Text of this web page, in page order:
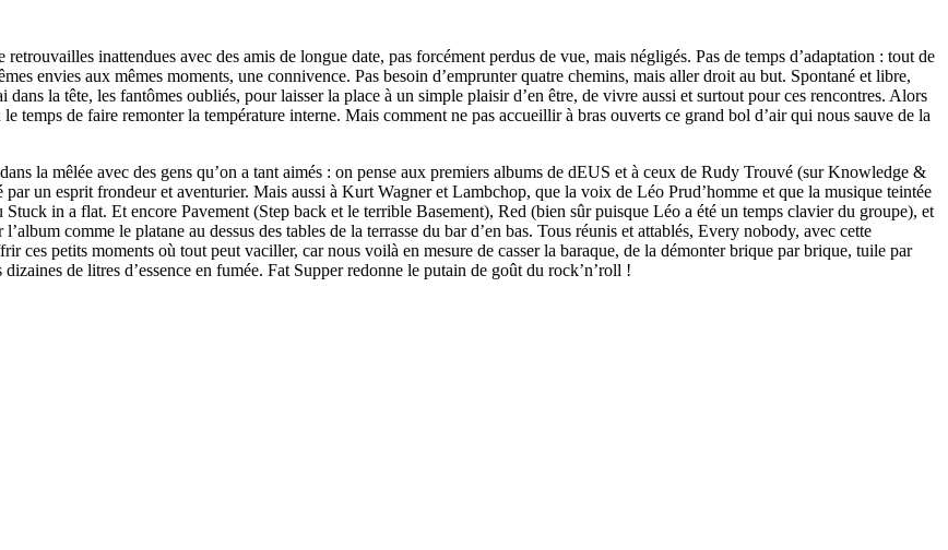
inattendues avec des amis de longue date, pas forcément perdus de vue, mais négligés. Pas de temps d’adaptation : tout de
envies aux mêmes moments, une connivence. Pas besoin d’emprunter quatre chemins, mais aller droit au but. Spontané et libre,
la tête, les fantômes oubliés, pour laisser la place à un simple plaisir d’en être, de vivre aussi et surtout pour ces rencontres. Alors
temps de faire remonter la température interne. Mais comment ne pas accueillir à bras ouverts ce grand bol d’air qui nous sauve de la
la mêlée avec des gens qu’on a tant aimés : on pense aux premiers albums de dEUS et à ceux de Rudy Trouvé (sur Knowledge &
par un esprit frondeur et aventurier. Mais aussi à Kurt Wagner et Lambchop, que la voix de Léo Prud’homme et que la musique teintée
in a flat. Et encore Pavement (Step back et le terrible Basement), Red (bien sûr puisque Léo a été un temps clavier du groupe), et
comme le platane au dessus des tables de la terrasse du bar d’en bas. Tous réunis et attablés, Every nobody, avec cette
ces petits moments où tout peut vaciller, car nous voilà en mesure de casser la baraque, de la démonter brique par brique, tuile par
de litres d’essence en fumée. Fat Supper redonne le putain de goût du rock’n’roll !